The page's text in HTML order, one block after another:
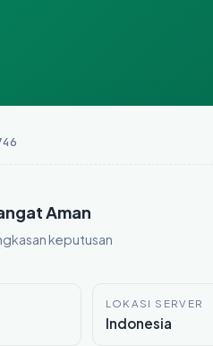
Aman
keputusan
LOKASI SERVER
Indonesia